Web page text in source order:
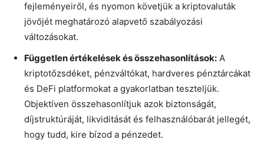
fejleményeiről, és nyomon követjük a kriptovaluták
jövőjét meghatározó alapvető szabályozási
változásokat.
Független értékelések és összehasonlítások: A
kriptotőzsdéket, pénzváltókat, hardveres pénztárcákat
és DeFi platformokat a gyakorlatban teszteljük.
Objektíven összehasonlítjuk azok biztonságát,
díjstruktúráját, likviditását és felhasználóbarát jellegét,
hogy tudd, kire bízod a pénzedet.